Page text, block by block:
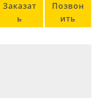
Заказат
ь
Позвон
ить